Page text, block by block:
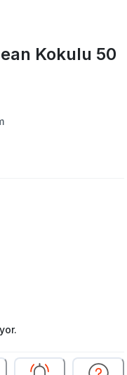
Kokulu 50